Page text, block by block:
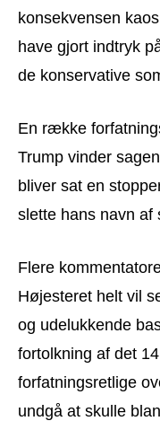
konsekvensen
have gjort indtryk
de konservative
En række
Trump vinder
bliver sat en
slette hans navn af
Flere
Højesteret helt vil
og udelukkende
fortolkning af det
forfatningsretlige
undgå at skulle